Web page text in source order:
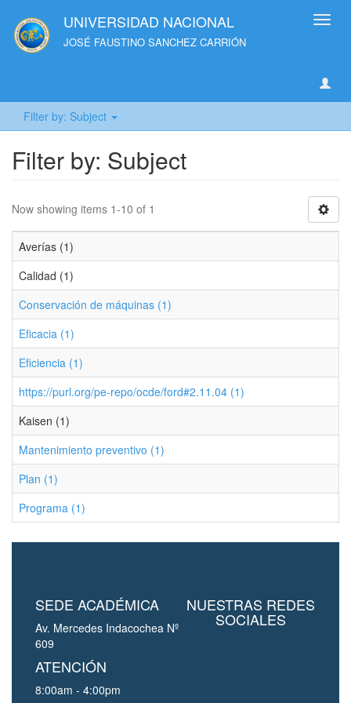
UNIVERSIDAD NACIONAL
JOSÉ FAUSTINO SANCHEZ CARRIÓN
Filter by: Subject
Filter by: Subject
Now showing items 1-10 of 1
Averías (1)
Calidad (1)
Conservación de máquinas (1)
Eficacia (1)
Eficiencia (1)
https://purl.org/pe-repo/ocde/ford#2.11.04 (1)
Kaisen (1)
Mantenimiento preventivo (1)
Plan (1)
Programa (1)
SEDE ACADÉMICA
Av. Mercedes Indacochea Nº
609
ATENCIÓN
8:00am - 4:00pm
NUESTRAS REDES
SOCIALES